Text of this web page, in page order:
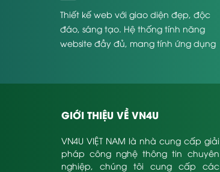
Thiết kế web với giao diện đẹp, độc
đáo, sáng tạo. Hệ thống tính năng
website đầy đủ, mang tính ứng dụng
GIỚI THIỆU VỀ VN4U
VN4U VIỆT NAM là nhà cung cấp giải
pháp công nghệ thông tin chuyên
nghiệp, chúng tôi cung cấp các